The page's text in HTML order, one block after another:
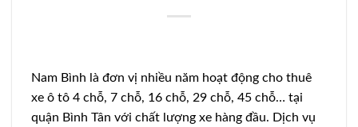
Nam Bình là đơn vị nhiều năm hoạt động cho thuê
xe ô tô 4 chỗ, 7 chỗ, 16 chỗ, 29 chỗ, 45 chỗ… tại
quận Bình Tân với chất lượng xe hàng đầu. Dịch vụ